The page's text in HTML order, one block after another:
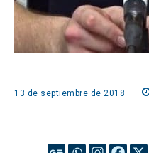
13 de septiembre de 2018